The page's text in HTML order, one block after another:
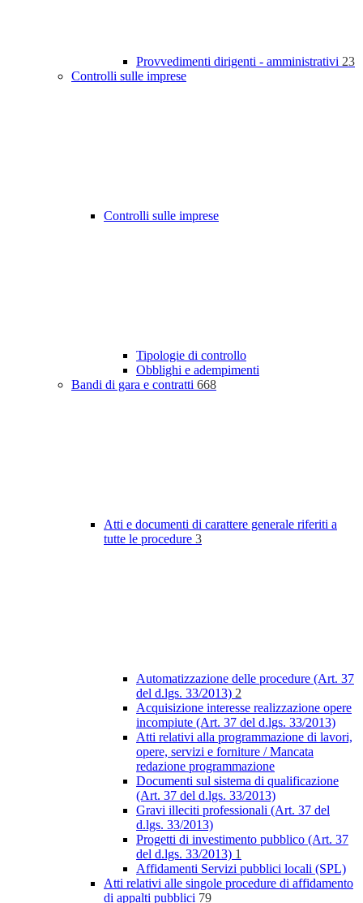
Provvedimenti dirigenti - amministrativi 23
Controlli sulle imprese
Controlli sulle imprese
Tipologie di controllo
Obblighi e adempimenti
Bandi di gara e contratti 668
Atti e documenti di carattere generale riferiti a
tutte le procedure 3
Automatizzazione delle procedure (Art. 37
del d.lgs. 33/2013) 2
Acquisizione interesse realizzazione opere
incompiute (Art. 37 del d.lgs. 33/2013)
Atti relativi alla programmazione di lavori,
opere, servizi e forniture / Mancata
redazione programmazione
Documenti sul sistema di qualificazione
(Art. 37 del d.lgs. 33/2013)
Gravi illeciti professionali (Art. 37 del
d.lgs. 33/2013)
Progetti di investimento pubblico (Art. 37
del d.lgs. 33/2013) 1
Affidamenti Servizi pubblici locali (SPL)
Atti relativi alle singole procedure di affidamento
di appalti pubblici 79